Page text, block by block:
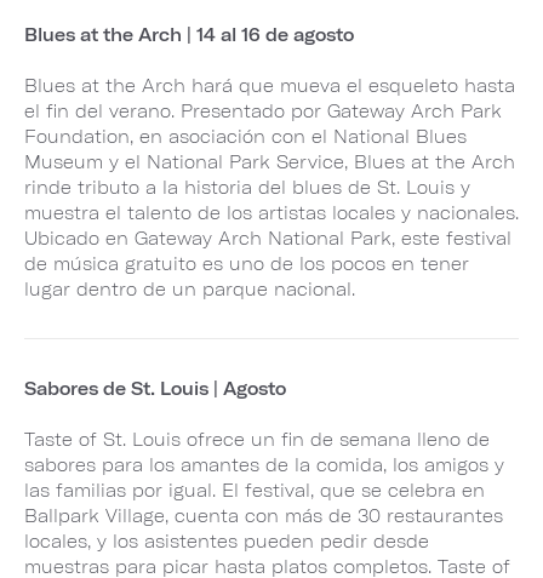
Blues at the Arch | 14 al 16 de agosto
Blues at the Arch hará que mueva el esqueleto hasta
el fin del verano. Presentado por Gateway Arch Park
Foundation, en asociación con el National Blues
Museum y el National Park Service, Blues at the Arch
rinde tributo a la historia del blues de St. Louis y
muestra el talento de los artistas locales y nacionales.
Ubicado en Gateway Arch National Park, este festival
de música gratuito es uno de los pocos en tener
lugar dentro de un parque nacional.
Sabores de St. Louis | Agosto
Taste of St. Louis ofrece un fin de semana lleno de
sabores para los amantes de la comida, los amigos y
las familias por igual. El festival, que se celebra en
Ballpark Village, cuenta con más de 30 restaurantes
locales, y los asistentes pueden pedir desde
muestras para picar hasta platos completos. Taste of